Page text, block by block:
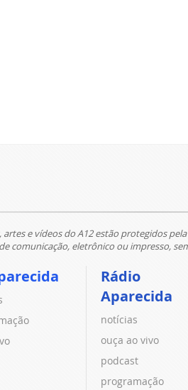
artes e vídeos do A12 estão protegidos
comunicação, eletrônico ou impresso,
Rádio
Aparecida
notícias
ouça ao vivo
podcast
programação